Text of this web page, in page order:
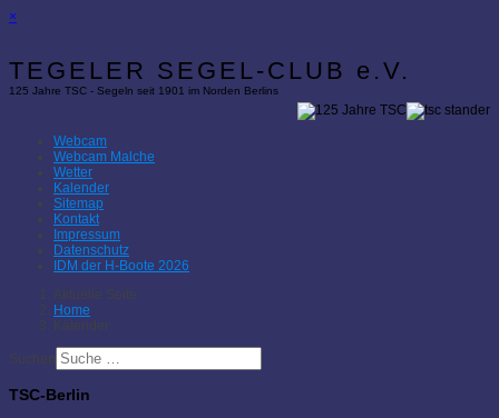
×
TEGELER SEGEL-CLUB e.V.
125 Jahre TSC - Segeln seit 1901 im Norden Berlins
Webcam
Webcam Malche
Wetter
Kalender
Sitemap
Kontakt
Impressum
Datenschutz
IDM der H-Boote 2026
Aktuelle Seite:
Home
Kalender
Suchen
TSC-Berlin